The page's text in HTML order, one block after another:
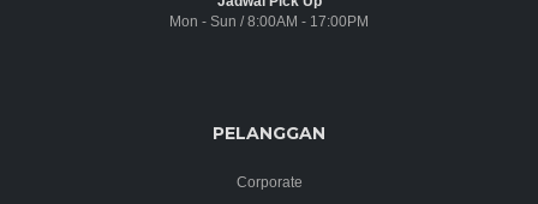
Mon - Sun / 8:00AM - 17:00PM
PELANGGAN
Corporate